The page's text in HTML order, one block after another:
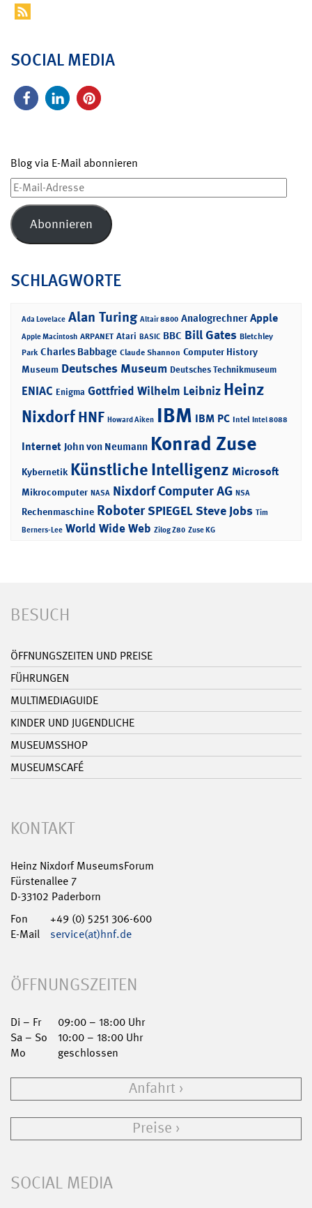
SOCIAL MEDIA
Blog via E-Mail abonnieren
E-
Mail-
Adresse
Abonnieren
SCHLAGWORTE
Ada Lovelace Alan Turing Altair 8800 Analogrechner Apple
Apple Macintosh ARPANET Atari BASIC BBC Bill Gates Bletchley
Park Charles Babbage Claude Shannon Computer History
Museum Deutsches Museum Deutsches Technikmuseum
ENIAC Enigma Gottfried Wilhelm Leibniz Heinz
NixdorfHNF Howard Aiken IBM IBM PC Intel Intel 8088
Internet John von Neumann Konrad Zuse
Kybernetik Künstliche Intelligenz Microsoft
Mikrocomputer NASA Nixdorf Computer AG NSA
Rechenmaschine RoboterSPIEGELSteve Jobs Tim
Berners-Lee World Wide Web Zilog Z80 Zuse KG
BESUCH
ÖFFNUNGSZEITEN UND PREISE
FÜHRUNGEN
MULTIMEDIAGUIDE
KINDER UND JUGENDLICHE
MUSEUMSSHOP
MUSEUMSCAFÉ
KONTAKT
Heinz Nixdorf MuseumsForum
Fürstenallee 7
D-33102 Paderborn
Fon
+49 (0) 5251 306-600
E-Mail
service(at)hnf.de
ÖFFNUNGSZEITEN
Di – Fr
09:00 – 18:00 Uhr
Sa – So
10:00 – 18:00 Uhr
Mo
geschlossen
Anfahrt
Preise
SOCIAL MEDIA